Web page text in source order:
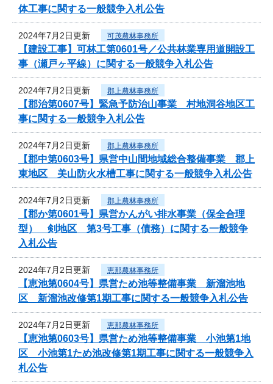
体工事に関する一般競争入札公告
2024年7月2日更新 可茂農林事務所
【建設工事】可林工第0601号／公共林業専用道開設工
事（瀬戸ヶ平線）に関する一般競争入札公告
2024年7月2日更新 郡上農林事務所
【郡治第0607号】緊急予防治山事業 村地洞谷地区工
事に関する一般競争入札公告
2024年7月2日更新 郡上農林事務所
【郡中第0603号】県営中山間地域総合整備事業 郡上
東地区 美山防火水槽工事に関する一般競争入札公告
2024年7月2日更新 郡上農林事務所
【郡か第0601号】県営かんがい排水事業（保全合理
型） 剣地区 第3号工事（債務）に関する一般競争
入札公告
2024年7月2日更新 恵那農林事務所
【恵池第0604号】県営ため池等整備事業 新溜池地
区 新溜池改修第1期工事に関する一般競争入札公告
2024年7月2日更新 恵那農林事務所
【恵池第0603号】県営ため池等整備事業 小池第1地
区 小池第1ため池改修第1期工事に関する一般競争入
札公告